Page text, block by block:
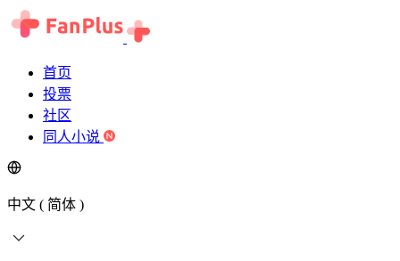
首页
投票
社区
同人小说
中文 ( 简体 )